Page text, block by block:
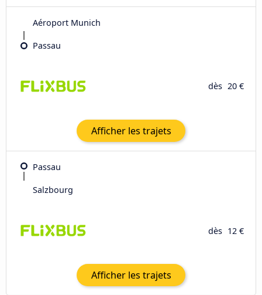
Aéroport Munich
Passau
dès 20 €
Afficher les trajets
Passau
Salzbourg
dès 12 €
Afficher les trajets